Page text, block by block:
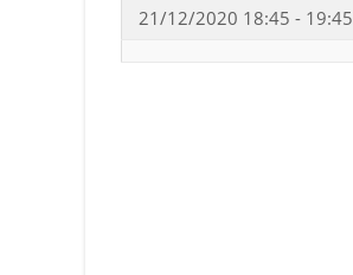
21/12/2020 18:45 - 19:45